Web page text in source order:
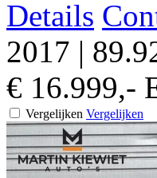
Details
2017 |
€ 16.999,-
Vergelijken Vergelijken